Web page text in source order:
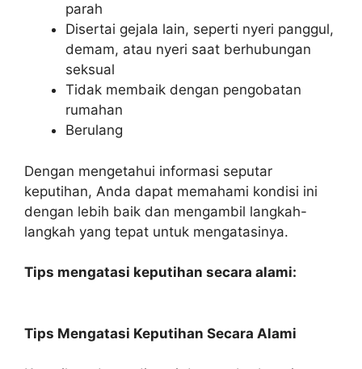
parah
Disertai gejala lain, seperti nyeri panggul,
demam, atau nyeri saat berhubungan
seksual
Tidak membaik dengan pengobatan
rumahan
Berulang
Dengan mengetahui informasi seputar
keputihan, Anda dapat memahami kondisi ini
dengan lebih baik dan mengambil langkah-
langkah yang tepat untuk mengatasinya.
Tips mengatasi keputihan secara alami:
Tips Mengatasi Keputihan Secara Alami